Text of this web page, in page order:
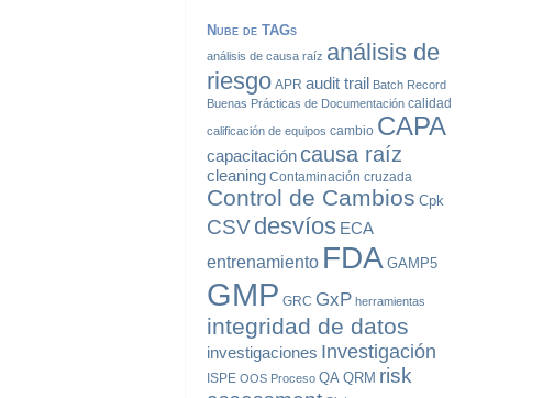
Nube de TAGs
análisis de causa raíz análisis de
riesgo APR audit trail Batch Record
Buenas Prácticas de Documentación calidad
calificación de equipos cambio CAPA
capacitacióncausa raíz
cleaning Contaminación cruzada
Control de Cambios Cpk
CSVdesvíos ECA
entrenamiento FDA GAMP5
GMP GRC GxP herramientas
integridad de datos
investigaciones Investigación
ISPE OOS Proceso QA QRM risk